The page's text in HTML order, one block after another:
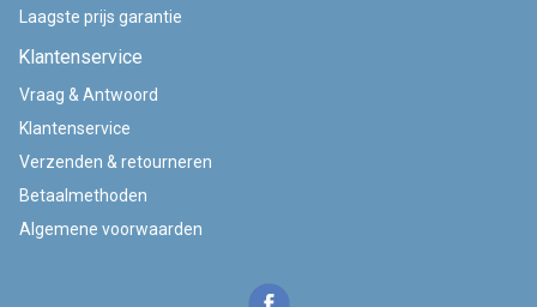
Laagste prijs garantie
Klantenservice
Vraag & Antwoord
Klantenservice
Verzenden & retourneren
Betaalmethoden
Algemene voorwaarden